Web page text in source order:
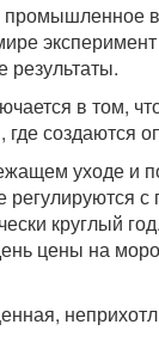
в том,
создаются
уходе и
регулируются
круглый
цены на